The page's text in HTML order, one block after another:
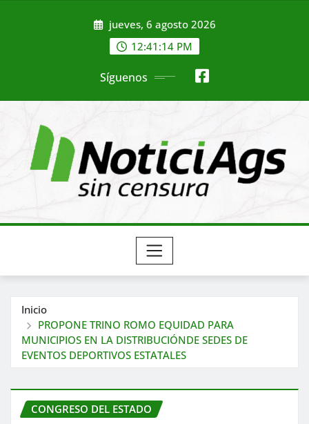
jueves, 6 agosto 2026
12:41:16 PM
Síguenos
Inicio
PROPONE TRINO ROMO EQUIDAD PARA
MUNICIPIOS EN LA DISTRIBUCIÓNDE SEDES DE
EVENTOS DEPORTIVOS ESTATALES
CONGRESO DEL ESTADO